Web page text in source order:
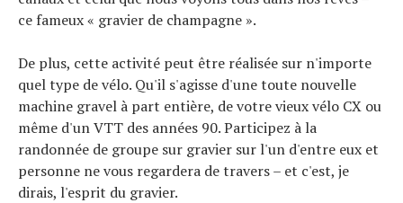
ce fameux « gravier de champagne ».
De plus, cette activité peut être réalisée sur n'importe
quel type de vélo. Qu'il s'agisse d'une toute nouvelle
machine gravel à part entière, de votre vieux vélo CX ou
même d'un VTT des années 90. Participez à la
randonnée de groupe sur gravier sur l'un d'entre eux et
personne ne vous regardera de travers – et c'est, je
dirais, l'esprit du gravier.